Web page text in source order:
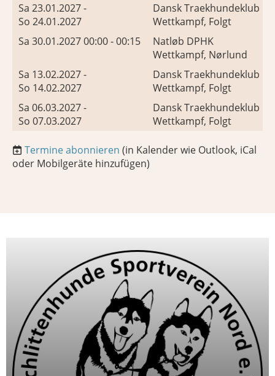
Sa 23.01.2027 -
So 24.01.2027
Dansk Traekhundeklub
Wettkampf, Folgt
Sa 30.01.2027 00:00 - 00:15
Natløb DPHK
Wettkampf, Nørlund
Sa 13.02.2027 -
So 14.02.2027
Dansk Traekhundeklub
Wettkampf, Folgt
Sa 06.03.2027 -
So 07.03.2027
Dansk Traekhundeklub
Wettkampf, Folgt
Termine abonnieren (in Kalender wie Outlook, iCal
oder Mobilgeräte hinzufügen)